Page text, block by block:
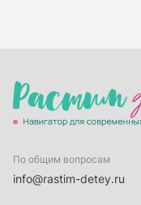
По общим вопросам
info@rastim-detey.ru